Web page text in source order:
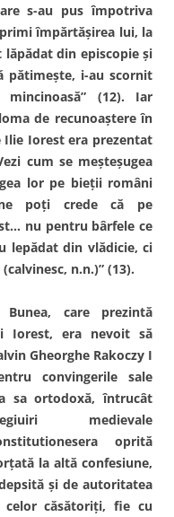
s-au pus împotriva
împărtăşirea lui, la
din episcopie şi
pătimeşte, i-au scornit
(12). Iar
de recunoaştere în
Ilie Iorest era prezentat
cum se meşteşugea
lor pe bieţii români
poţi crede că pe
nu pentru bârfele ce
lepădat din vlădicie, ci
n.n.)” (13).
care prezintă
Iorest, era nevoit să
Gheorghe Rakoczy I
convingerile sale
sa ortodoxă, întrucât
medievale
oprită
la altă confesiune,
şi de autoritatea
căsătoriţi, fie cu